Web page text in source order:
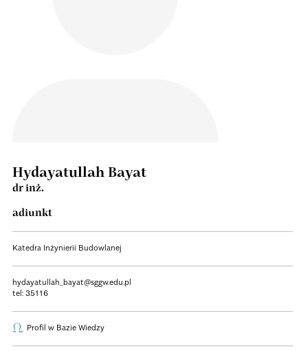
Hydayatullah Bayat
dr inż.
adiunkt
Katedra Inżynierii Budowlanej
hydayatullah_bayat@sggw.edu.pl
tel: 35116
Profil w Bazie Wiedzy